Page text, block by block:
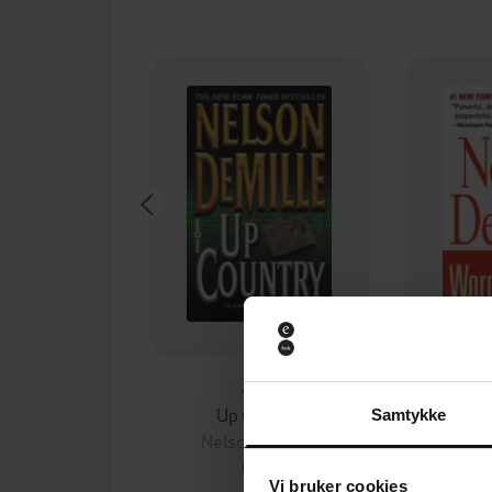
Samtykke
Vi bruker cookies
59,-
Up Country
Nelson DeMille
EBOK